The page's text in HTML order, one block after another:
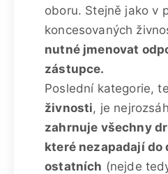
oboru. Stejně jako v
koncesovaných
nutné jmenovat
zástupce.
Poslední kategorie,
živnosti, je
zahrnuje všechny
které nezapadají do
ostatních (nejde